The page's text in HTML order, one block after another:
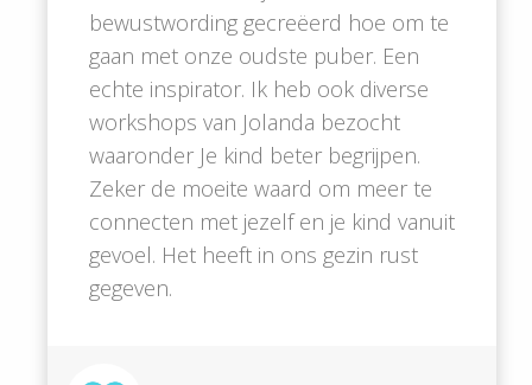
bewustwording gecreëerd hoe om te
gaan met onze oudste puber. Een
echte inspirator. Ik heb ook diverse
workshops van Jolanda bezocht
waaronder Je kind beter begrijpen.
Zeker de moeite waard om meer te
connecten met jezelf en je kind vanuit
gevoel. Het heeft in ons gezin rust
gegeven.